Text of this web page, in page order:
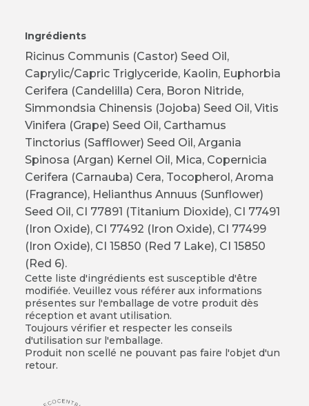
Ingrédients
Ricinus Communis (Castor) Seed Oil,
Caprylic/Capric Triglyceride, Kaolin, Euphorbia
Cerifera (Candelilla) Cera, Boron Nitride,
Simmondsia Chinensis (Jojoba) Seed Oil, Vitis
Vinifera (Grape) Seed Oil, Carthamus
Tinctorius (Safflower) Seed Oil, Argania
Spinosa (Argan) Kernel Oil, Mica, Copernicia
Cerifera (Carnauba) Cera, Tocopherol, Aroma
(Fragrance), Helianthus Annuus (Sunflower)
Seed Oil, CI 77891 (Titanium Dioxide), CI 77491
(Iron Oxide), CI 77492 (Iron Oxide), CI 77499
(Iron Oxide), CI 15850 (Red 7 Lake), CI 15850
(Red 6).
Cette liste d'ingrédients est susceptible d'être
modifiée. Veuillez vous référer aux informations
présentes sur l'emballage de votre produit dès
réception et avant utilisation.
Toujours vérifier et respecter les conseils
d'utilisation sur l'emballage.
Produit non scellé ne pouvant pas faire l'objet d'un
retour.